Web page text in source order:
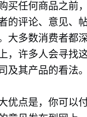
买任何商品之前
的评论、意见、
大多数消费者都
，许多人会寻找
及其产品的看法。
优点是，你可以